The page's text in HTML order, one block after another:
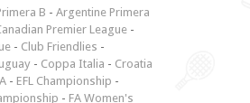
B - Argentine Primera
Premier League -
- Club Friendlies -
- Coppa Italia - Croatia
- EFL Championship -
- FA Women's